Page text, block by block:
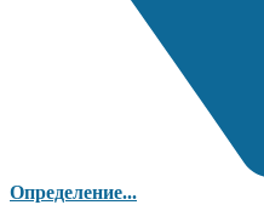
Определение...